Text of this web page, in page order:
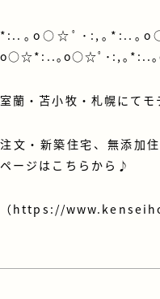
*:..｡o○☆ﾟ･:,｡*:..｡
o○☆*:..｡o○☆ﾟ･:,｡*:..
室蘭・苫小牧・札幌にてモ
注文・新築住宅、無添加
ページはこちらから♪
（https://